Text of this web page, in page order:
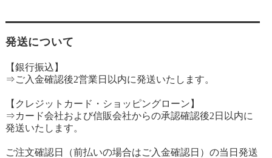
発送について
【銀行振込】
⇒ご入金確認後2営業日以内に発送いたします。
【クレジットカード・ショッピングローン】
⇒カード会社および信販会社からの承認確認後2日以内に
発送いたします。
ご注文確認日（前払いの場合はご入金確認日）の当日発送